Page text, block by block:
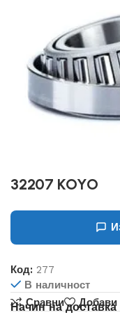
32207 KOYO
Код:277
В наличност
Сравни
Начин на доставка